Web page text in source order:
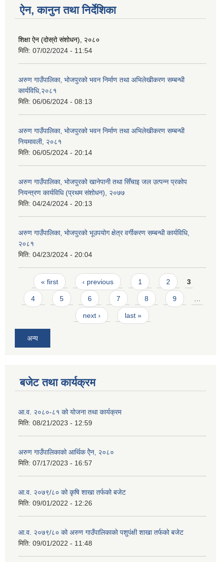
ऐन, कानुन तथा निर्देशिका
शिक्षा ऐन (दोस्रो संशोधन), २०८०
मिति: 07/02/2024 - 11:54
अरुण गाउँपालिका, भोजपुरको भवन निर्माण तथा अभिलेखीकरण सम्बन्धी
कार्यविधि,२०८१
मिति: 06/06/2024 - 08:13
अरुण गाउँपालिका, भोजपुरको भवन निर्माण तथा अभिलेखीकरण सम्बन्धी
नियमावली, २०८१
मिति: 06/05/2024 - 20:14
अरुण गाउँपालिका, भोजपुरको खानेपानी तथा सिँचाइ जल उत्पन्न प्रकोप
नियन्त्रण कार्यविधि (प्रथम संशोधन), २०७७
मिति: 04/24/2024 - 20:13
अरुण गाउँपालिका, भोजपुरको भूउपयोग क्षेत्र वर्गीकरण सम्बन्धी कार्यविधि,
२०८१
मिति: 04/23/2024 - 20:04
Pages
« first ‹ previous 1 2 3
4 5 6 7 8 9
next › last »
अन्य
बजेट तथा कार्यक्रम
आ.व. २०८०-८१ को योजना तथा कार्यक्रम
मिति: 08/21/2023 - 12:59
अरुण गाउँपालिकाको आर्थिक ऐेन, २०८०
मिति: 07/17/2023 - 16:57
आ.व. २०७९/८० को कृषि शाखा तर्फको बजेट
मिति: 09/01/2022 - 12:26
आ.व. २०७९/८० को अरुण गाउँपालिकाको पशुपंक्षी शाखा तर्फको बजेट
मिति: 09/01/2022 - 11:48